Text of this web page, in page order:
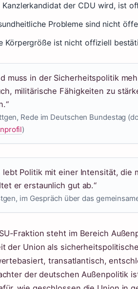
Kanzlerkandidat der CDU wird, ist
Probleme sind nicht
Körpergröße ist nicht offiziell
muss in der Sicherheitspolitik
militärische Fähigkeiten zu
Rede im Deutschen Bundestag
)
lebt Politik mit einer Intensität, die
er erstaunlich gut ab.“
im Gespräch über das
Fraktion steht im Bereich
der Union als
transatlantisch,
der deutschen Außenpolitik